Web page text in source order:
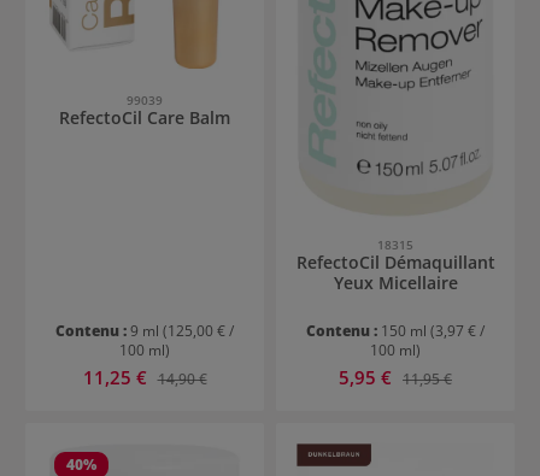
99039
RefectoCil Care Balm
Contenu :9 ml (125,00 € /
100 ml)
Prix de vente :
11,25 € Prix régulier :
14,90 €
18315
RefectoCil Démaquillant
Yeux Micellaire
Contenu : 150 ml (3,97 € /
100 ml)
Prix de vente :
5,95 € Prix régulier :
11,95 €
40%